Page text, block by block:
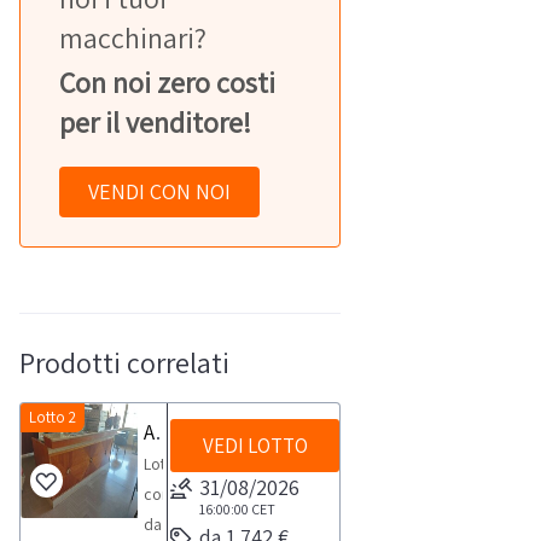
macchinari?
Con noi zero costi
per il venditore!
VENDI CON NOI
Prodotti correlati
Lotto 2
Arredamento e attrezzature da bar di albergo
Lotto
composta
da
VEDI LOTTO
31/08/2026
16:00:00 CET